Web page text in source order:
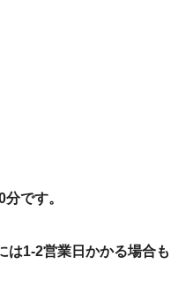
です。
は1-2営業日かかる場合も